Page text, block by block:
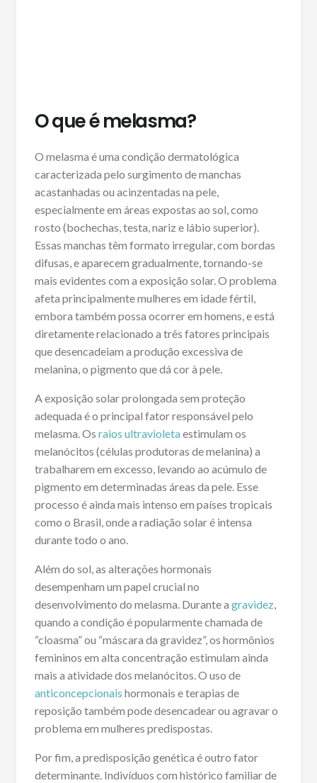
O que é melasma?
O melasma é uma condição dermatológica
caracterizada pelo surgimento de manchas
acastanhadas ou acinzentadas na pele,
especialmente em áreas expostas ao sol, como
rosto (bochechas, testa, nariz e lábio superior).
Essas manchas têm formato irregular, com bordas
difusas, e aparecem gradualmente, tornando-se
mais evidentes com a exposição solar. O problema
afeta principalmente mulheres em idade fértil,
embora também possa ocorrer em homens, e está
diretamente relacionado a três fatores principais
que desencadeiam a produção excessiva de
melanina, o pigmento que dá cor à pele.
A exposição solar prolongada sem proteção
adequada é o principal fator responsável pelo
melasma. Os raios ultravioletaestimulam os
melanócitos (células produtoras de melanina) a
trabalharem em excesso, levando ao acúmulo de
pigmento em determinadas áreas da pele. Esse
processo é ainda mais intenso em países tropicais
como o Brasil, onde a radiação solar é intensa
durante todo o ano.
Além do sol, as alterações hormonais
desempenham um papel crucial no
desenvolvimento do melasma. Durante a gravidez,
quando a condição é popularmente chamada de
“cloasma” ou “máscara da gravidez”, os hormônios
femininos em alta concentração estimulam ainda
mais a atividade dos melanócitos. O uso de
anticoncepcionais hormonais e terapias de
reposição também pode desencadear ou agravar o
problema em mulheres predispostas.
Por fim, a predisposição genética é outro fator
determinante. Indivíduos com histórico familiar de